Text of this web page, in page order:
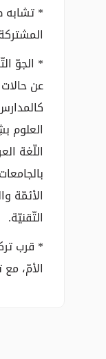
* تشابه
* الجوّ
عن
العلوم
اللّغة
الأئمّة
التّقنيّة.
* قرب
الأمّ،